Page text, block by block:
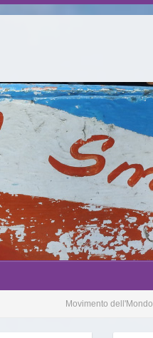
Movimento dell'Mondo